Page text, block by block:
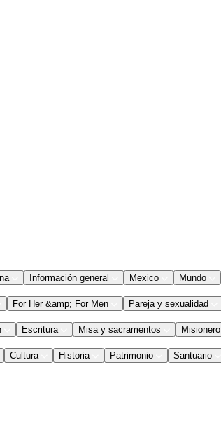
Información general Mexico Mundo
For Her &amp; For Men Pareja y sexualidad
Escritura Misa y sacramentos Misionero
Cultura Historia Patrimonio Santuario